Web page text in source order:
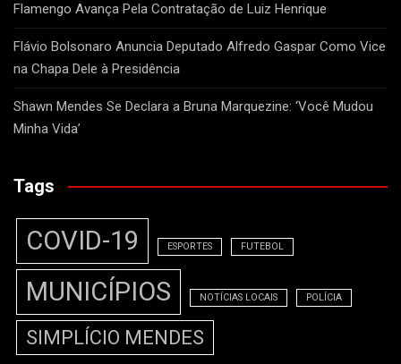
Flamengo Avança Pela Contratação de Luiz Henrique
Flávio Bolsonaro Anuncia Deputado Alfredo Gaspar Como Vice
na Chapa Dele à Presidência
Shawn Mendes Se Declara a Bruna Marquezine: ‘Você Mudou
Minha Vida’
Tags
COVID-19 ESPORTES FUTEBOL
MUNICÍPIOS NOTÍCIAS LOCAIS POLÍCIA
SIMPLÍCIO MENDES